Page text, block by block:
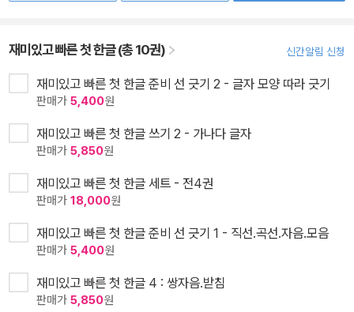
재미있고 빠른 첫 한글 (총 10권) 신간알림 신청
재미있고 빠른 첫 한글 준비 선 긋기 2 - 글자 모양 따라 긋기
판매가 5,400원
재미있고 빠른 첫 한글 쓰기 2 - 가나다 글자
판매가 5,850원
재미있고 빠른 첫 한글 세트 - 전4권
판매가 18,000원
재미있고 빠른 첫 한글 준비 선 긋기 1 - 직선.곡선.자음.모음
판매가 5,400원
재미있고 빠른 첫 한글 4 : 쌍자음.받침
판매가 5,850원